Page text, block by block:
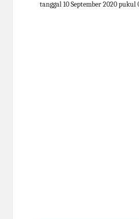
tanggal 10 September 2020 pukul